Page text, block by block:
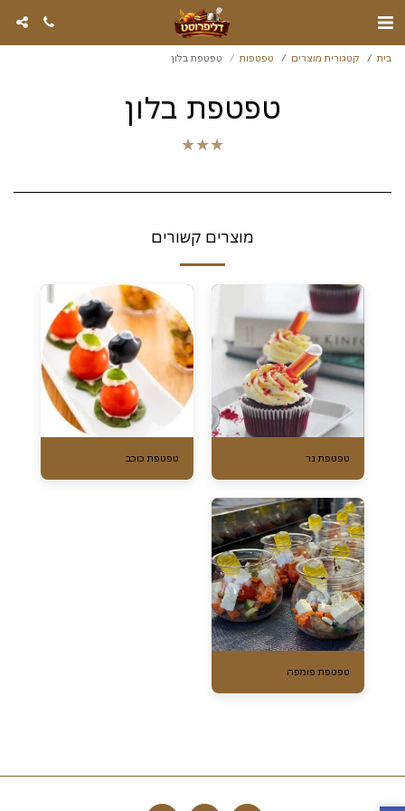
בית קטגורית מוצרים טפטפות טפטפת בלון
טפטפת בלון
★
★
★
מוצרים קשורים
טפטפת נר טפטפת כוכב
טפטפת פומפה